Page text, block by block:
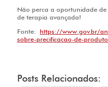
Não perca a oportunidade
de terapia avançada!
Fonte: https://www.gov.br/
sobre-precificacao-de-
Posts Relacionados: